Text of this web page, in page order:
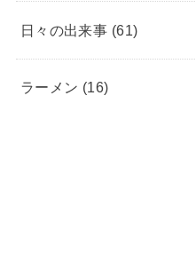
日々の出来事 (61)
ラーメン (16)